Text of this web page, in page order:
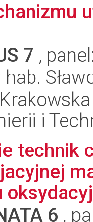
7 ,
i
technik
6 ,